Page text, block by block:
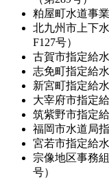
粕屋町水道事
北九州市上下
F127号）
古賀市指定給
志免町指定給
新宮町指定給
大宰府市指定
筑紫野市指定
福岡市水道局
宮若市指定給
宗像地区事務
号）